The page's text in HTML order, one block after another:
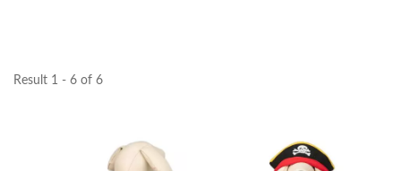
Result 1 - 6 of 6